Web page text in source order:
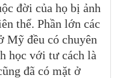
đời của họ bị ảnh
thể. Phần lớn các
Mỹ đều có chuyên
học với tư cách là
đã có mặt ở